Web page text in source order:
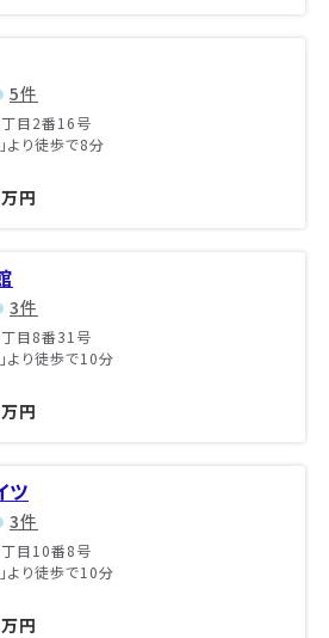
5件
目2番16号
より徒歩で8分
円
3件
目8番31号
より徒歩で10分
円
ツ
3件
目10番8号
より徒歩で10分
円